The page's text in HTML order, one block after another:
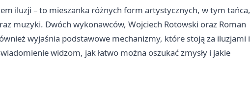
iluzji – to mieszanka różnych form artystycznych, w tym tańca,
muzyki. Dwóch wykonawców, Wojciech Rotowski oraz Roman
wyjaśnia podstawowe mechanizmy, które stoją za iluzjami i
widzom, jak łatwo można oszukać zmysły i jakie